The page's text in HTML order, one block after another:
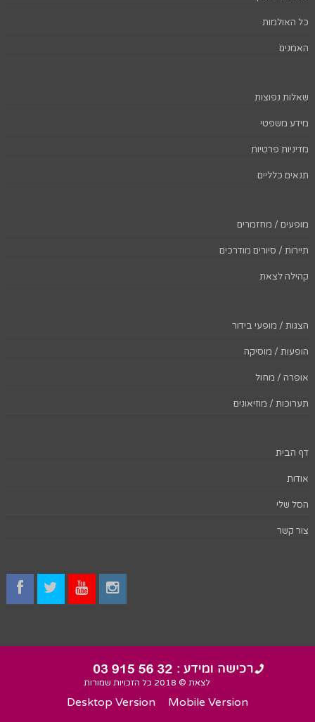
כל האולמות
האמנים
שאלות נפוצות
מידע משפטי
מדיניות פרטיות
תנאים כלליים
מופעים / מחזמרים
תיירות / סיורים מודרכים
קהילה לצאת
הצגות / מופעי בידור
הופעות / מוסיקה
אופרה / מחול
תערוכות / מוזיאונים
דף הבית
אודות
הסל שלי
צור קשר
לצאת © 2018 כל הזכויות שמורות
Desktop Version Mobile Version